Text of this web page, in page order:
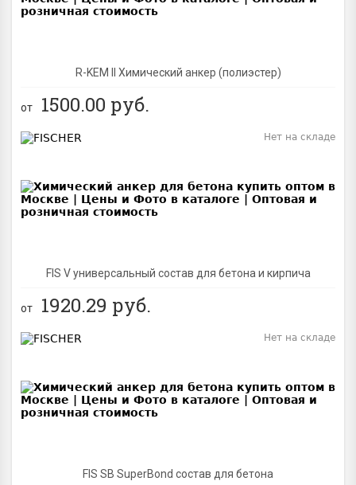
R-KEM II Химический анкер (полиэстер)
от 1500.00 руб.
FIS V универсальный состав для бетона и кирпича
Нет на складе
от 1920.29 руб.
FIS SB SuperBond состав для бетона
Нет на складе